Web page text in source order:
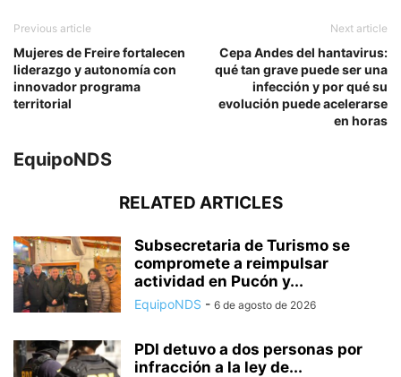
Previous article
Mujeres de Freire fortalecen
liderazgo y autonomía con
innovador programa
territorial
Next article
Cepa Andes del hantavirus:
qué tan grave puede ser una
infección y por qué su
evolución puede acelerarse
en horas
EquipoNDS
RELATED ARTICLES
Subsecretaria de Turismo se
compromete a reimpulsar
actividad en Pucón y...
EquipoNDS - 6 de agosto de 2026
PDI detuvo a dos personas por
infracción a la ley de...